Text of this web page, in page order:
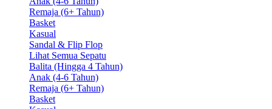
Remaja (6+ Tahun)
Basket
Kasual
Sandal & Flip Flop
Lihat Semua Sepatu
Balita (Hingga 4 Tahun)
Anak (4-6 Tahun)
Remaja (6+ Tahun)
Basket